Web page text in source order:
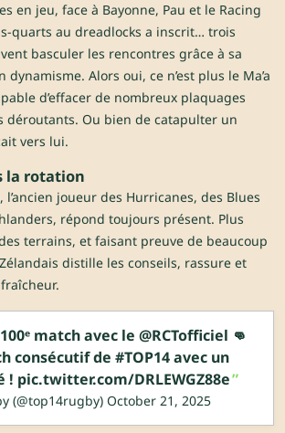
en jeu, face à Bayonne, Pau et le Racing
quarts au dreadlocks a inscrit… trois
basculer les rencontres grâce à sa
Alors oui, ce n’est plus le Ma’a
d’effacer de nombreux plaquages
déroutants. Ou bien de catapulter un
vers lui.
la rotation
joueur des Hurricanes, des Blues
répond toujours présent. Plus
terrains, et faisant preuve de beaucoup
distille les conseils, rassure et
match avec le @RCTofficiel 👊
consécutif de #TOP14avec un
! pic.twitter.com/DRLEWGZ88e
(@top14rugby) October 21, 2025